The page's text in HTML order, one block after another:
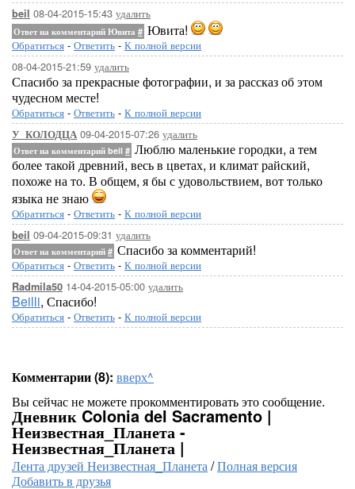
beil 08-04-2015-15:43 удалить
Ответ на комментарий Ювита # Ювита!
Обратиться - Ответить - К полной версии
08-04-2015-21:59 удалить
Спасибо за прекрасные фотографии, и за рассказ об этом
чудесном месте!
Обратиться - Ответить - К полной версии
У_КОЛОДЦА 09-04-2015-07:26 удалить
Ответ на комментарий beil # Люблю маленькие городки, а тем
более такой древний, весь в цветах, и климат райский,
похоже на то. В общем, я бы с удовольствием, вот только
языка не знаю
Обратиться - Ответить - К полной версии
beil 09-04-2015-09:31 удалить
Ответ на комментарий # Спасибо за комментарий!
Обратиться - Ответить - К полной версии
Radmila50 14-04-2015-05:00 удалить
Beilli, Спасибо!
Обратиться - Ответить - К полной версии
Комментарии (8): вверх^
Вы сейчас не можете прокомментировать это сообщение.
Дневник Colonia del Sacramento |
Неизвестная_Планета -
Неизвестная_Планета |
Лента друзей Неизвестная_Планета/Полная версия
Добавить в друзья